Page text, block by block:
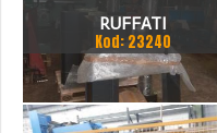
RUFFATI
Kod: 23240